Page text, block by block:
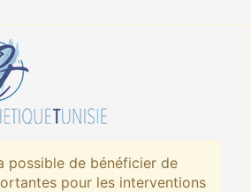
possible de bénéficier de
pour les interventions